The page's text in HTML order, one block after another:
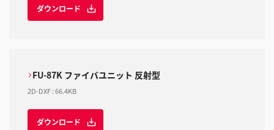
ダウンロード
FU-87K ファイバユニット 反射型
2D-DXF:66.4KB
ダウンロード